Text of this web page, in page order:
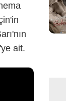
ait.